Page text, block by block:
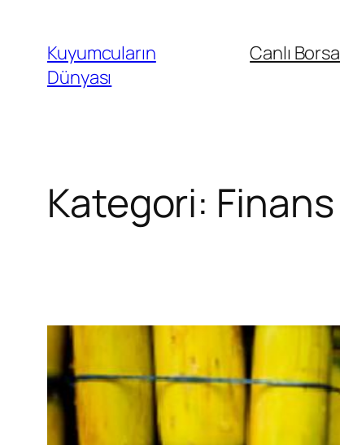
Kuyumcuların
Dünyası
Canlı Borsa
Kategori: Finans